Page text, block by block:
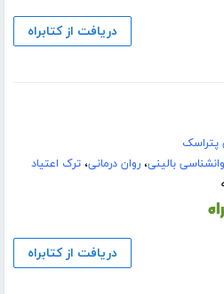
دریافت از کتابراه
پتراسک
بالینی،روان درمانی،ترک اعتیاد
دریافت از کتابراه